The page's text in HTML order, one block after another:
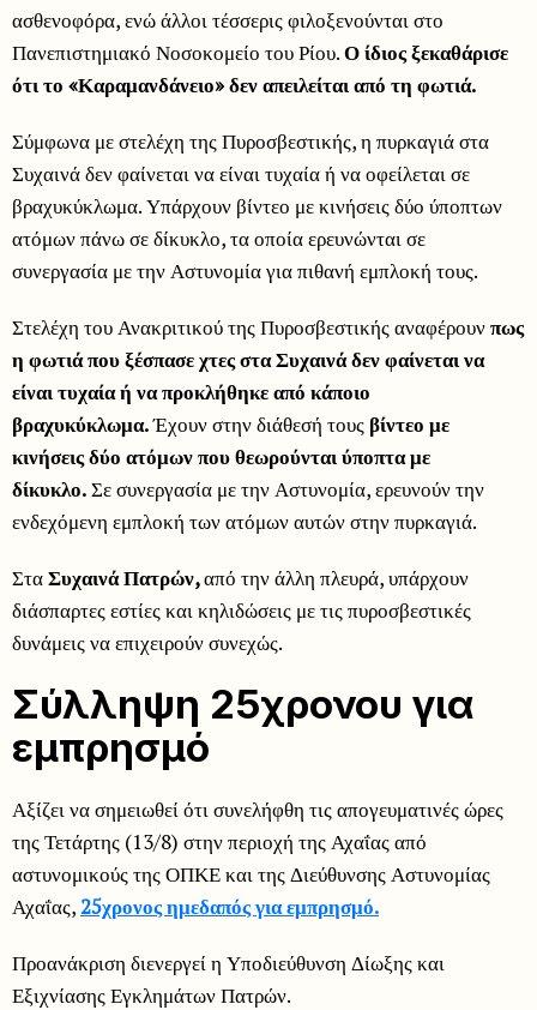
ασθενοφόρα, ενώ άλλοι τέσσερις φιλοξενούνται στο
Πανεπιστημιακό Νοσοκομείο του Ρίου.Ο ίδιος ξεκαθάρισε
ότι το «Καραμανδάνειο» δεν απειλείται από τη φωτιά.
Σύμφωνα με στελέχη της Πυροσβεστικής, η πυρκαγιά στα
Συχαινά δεν φαίνεται να είναι τυχαία ή να οφείλεται σε
βραχυκύκλωμα. Υπάρχουν βίντεο με κινήσεις δύο ύποπτων
ατόμων πάνω σε δίκυκλο, τα οποία ερευνώνται σε
συνεργασία με την Αστυνομία για πιθανή εμπλοκή τους.
Στελέχη του Ανακριτικού της Πυροσβεστικής αναφέρουνπως
η φωτιά που ξέσπασε χτες στα Συχαινά δεν φαίνεται να
είναι τυχαία ή να προκλήθηκε από κάποιο
βραχυκύκλωμα.Έχουν στην διάθεσή τους βίντεο με
κινήσεις δύο ατόμων που θεωρούνται ύποπτα με
δίκυκλο.Σε συνεργασία με την Αστυνομία, ερευνούν την
ενδεχόμενη εμπλοκή των ατόμων αυτών στην πυρκαγιά.
ΣταΣυχαινά Πατρών,από την άλλη πλευρά, υπάρχουν
διάσπαρτες εστίες και κηλιδώσεις με τις πυροσβεστικές
δυνάμεις να επιχειρούν συνεχώς.
Σύλληψη 25χρονου για
εμπρησμό
Αξίζει να σημειωθεί ότι συνελήφθη τις απογευματινές ώρες
της Τετάρτης (13/8) στην περιοχή της Αχαΐας από
αστυνομικούς της ΟΠΚΕ και της Διεύθυνσης Αστυνομίας
Αχαΐας,25χρονος ημεδαπός για εμπρησμό.
Προανάκριση διενεργεί η Υποδιεύθυνση Δίωξης και
Εξιχνίασης Εγκλημάτων Πατρών.